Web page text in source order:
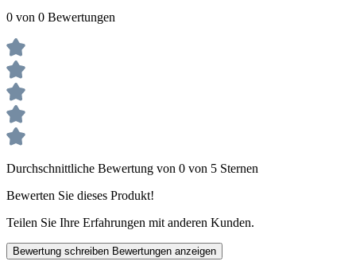
0 von 0 Bewertungen
Durchschnittliche Bewertung von 0 von 5 Sternen
Bewerten Sie dieses Produkt!
Teilen Sie Ihre Erfahrungen mit anderen Kunden.
Bewertung schreiben Bewertungen anzeigen